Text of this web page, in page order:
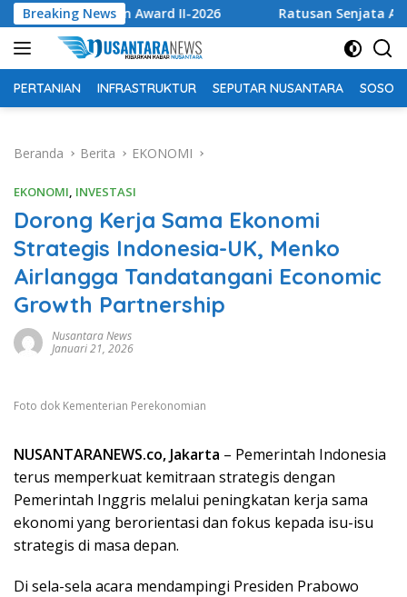
Langsung
ke
konten
Breaking News
Award II-2026 Ratusan Senjata Api dan
PERTANIAN INFRASTRUKTUR SEPUTAR NUSANTARA SOSOK
Beranda Berita EKONOMI
EKONOMI, INVESTASI
Dorong Kerja Sama Ekonomi
Strategis Indonesia-UK, Menko
Airlangga Tandatangani Economic
Growth Partnership
Nusantara News
Januari 21, 2026
Foto dok Kementerian Perekonomian
NUSANTARANEWS.co, Jakarta – Pemerintah Indonesia
terus memperkuat kemitraan strategis dengan
Pemerintah Inggris melalui peningkatan kerja sama
ekonomi yang berorientasi dan fokus kepada isu-isu
strategis di masa depan.
Di sela-sela acara mendampingi Presiden Prabowo